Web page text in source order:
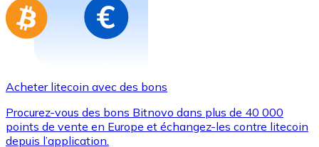
Acheter litecoin avec des bons
Procurez-vous des bons Bitnovo dans plus de 40 000
points de vente en Europe et échangez-les contre litecoin
depuis l’application.